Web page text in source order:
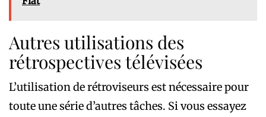
Autres utilisations des
rétrospectives télévisées
L’utilisation de rétroviseurs est nécessaire pour
toute une série d’autres tâches. Si vous essayez